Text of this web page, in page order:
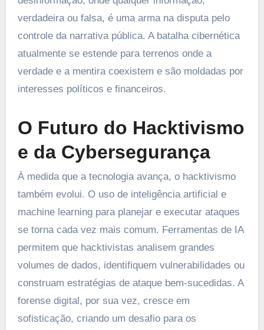
verdadeira ou falsa, é uma arma na disputa pelo
controle da narrativa pública. A batalha cibernética
atualmente se estende para terrenos onde a
verdade e a mentira coexistem e são moldadas por
interesses políticos e financeiros.
O Futuro do Hacktivismo
e da Cybersegurança
À medida que a tecnologia avança, o hacktivismo
também evolui. O uso de inteligência artificial e
machine learning para planejar e executar ataques
se torna cada vez mais comum. Ferramentas de IA
permitem que hacktivistas analisem grandes
volumes de dados, identifiquem vulnerabilidades ou
construam estratégias de ataque bem-sucedidas. A
forense digital, por sua vez, cresce em
sofisticação, criando um desafio para os